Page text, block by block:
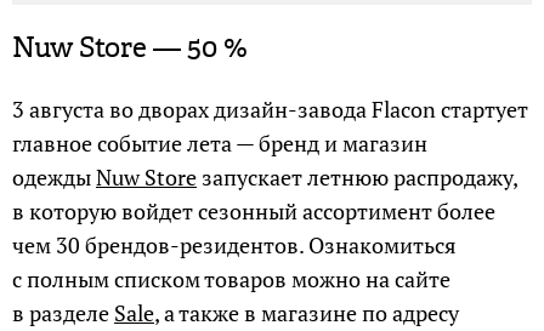
Nuw Store — 50 %
3 августа во дворах дизайн-завода Flacon стартует
главное событие лета — бренд и магазин
одеждыNuw Store запускает летнюю распродажу,
в которую войдет сезонный ассортимент более
чем 30 брендов-резидентов. Ознакомиться
с полным списком товаров можно на сайте
в разделе Sale, а также в магазине по адресу